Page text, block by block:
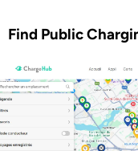
Find Public